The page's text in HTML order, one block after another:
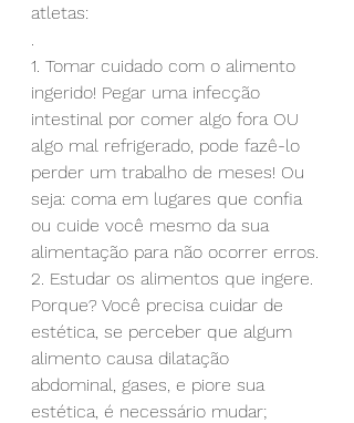
atletas:
1. Tomar cuidado com o alimento
ingerido! Pegar uma infecção
intestinal por comer algo fora OU
algo mal refrigerado, pode fazê-lo
perder um trabalho de meses! Ou
seja: coma em lugares que confia
ou cuide você mesmo da sua
alimentação para não ocorrer erros.
2. Estudar os alimentos que ingere.
Porque? Você precisa cuidar de
estética, se perceber que algum
alimento causa dilatação
abdominal, gases, e piore sua
estética, é necessário mudar;